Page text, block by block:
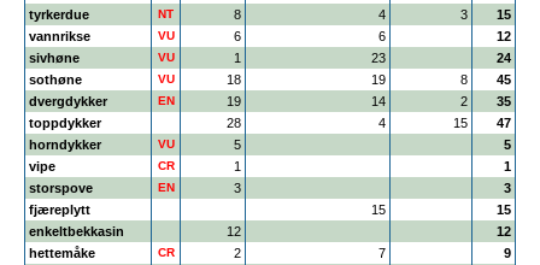
tyrkerdue
NT 8 4 3
15
vannrikse
VU 6 6
12
sivhøne
VU 1 23
24
sothøne
VU 18 19 8
45
dvergdykker
EN 19 14 2
35
toppdykker
28 4 15
47
horndykker
VU 5
5
vipe
CR 1
1
storspove
EN 3
3
fjæreplytt
15
15
enkeltbekkasin
12
12
hettemåke
CR 2 7
9